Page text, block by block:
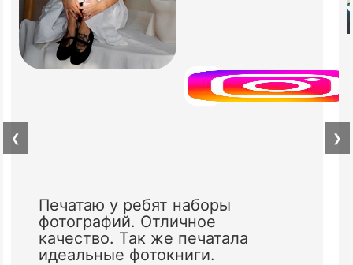
Печатаю у ребят наборы
фотографий. Отличное
качество. Так же печатала
идеальные фотокниги.
❮ ❯